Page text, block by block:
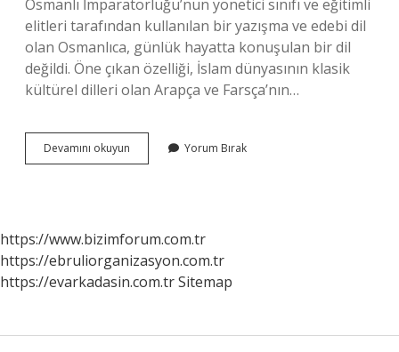
Osmanlı İmparatorluğu’nun yönetici sınıfı ve eğitimli
elitleri tarafından kullanılan bir yazışma ve edebi dil
olan Osmanlıca, günlük hayatta konuşulan bir dil
değildi. Öne çıkan özelliği, İslam dünyasının klasik
kültürel dilleri olan Arapça ve Farsça’nın…
Devamını okuyun Osmanlı
Imparatorluğunun
Yorum Bırak
https://www.bizimforum.com.tr
https://ebruliorganizasyon.com.tr
https://evarkadasin.com.trSitemap